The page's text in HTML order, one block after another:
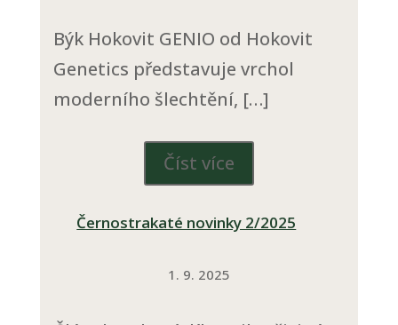
Býk Hokovit GENIO od Hokovit
Genetics představuje vrchol
moderního šlechtění, […]
Číst více
Černostrakaté novinky 2/2025
1. 9. 2025